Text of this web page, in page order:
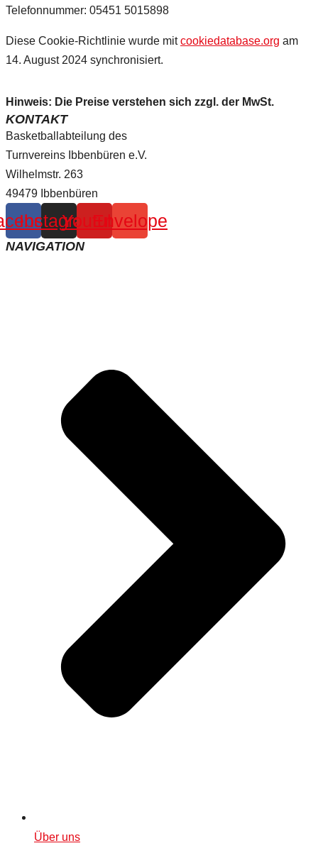
Telefonnummer: 05451 5015898
Diese Cookie-Richtlinie wurde mitcookiedatabase.org am
14. August 2024 synchronisiert.
Hinweis: Die Preise verstehen sich zzgl. der MwSt.
KONTAKT
Basketballabteilung des
Turnvereins Ibbenbüren e.V.
Wilhelmstr. 263
49479 Ibbenbüren
Instagram
YoutubeEnvelope
NAVIGATION
Über uns